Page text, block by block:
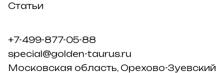
Статьи
+7-499-877-05-88
special@golden-taurus.ru
Московская область, Орехово-Зуевский